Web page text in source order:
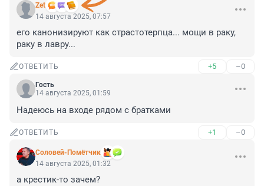
Zet
14 августа 2025, 07:57
его канонизируют как страстотерпца... мощи в раку,
раку в лавру...
ОТВЕТИТЬ +5 –0
Гость
14 августа 2025, 01:59
Надеюсь на входе рядом с братками
ОТВЕТИТЬ +1 –0
Соловей-Помётчик
14 августа 2025, 01:32
а крестик-то зачем?